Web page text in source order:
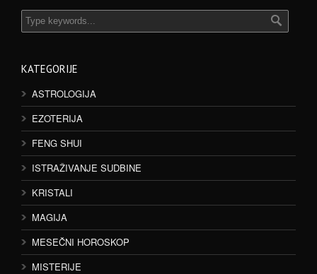
KATEGORIJE
ASTROLOGIJA
EZOTERIJA
FENG SHUI
ISTRAŽIVANJE SUDBINE
KRISTALI
MAGIJA
MESEČNI HOROSKOP
MISTERIJE